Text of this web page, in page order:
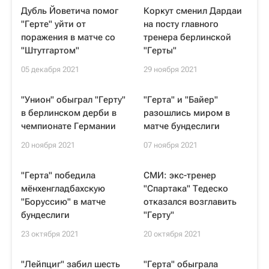
Дубль Йоветича помог
"Герте" уйти от
поражения в матче со
"Штутгартом"
05 декабря 2021
Коркут сменил Дардаи
на посту главного
тренера берлинской
"Герты"
29 ноября 2021
"Унион" обыграл "Герту"
в берлинском дерби в
чемпионате Германии
20 ноября 2021
"Герта" и "Байер"
разошлись миром в
матче бундеслиги
07 ноября 2021
"Герта" победила
мёнхенгладбахскую
"Боруссию" в матче
бундеслиги
23 октября 2021
СМИ: экс-тренер
"Спартака" Тедеско
отказался возглавить
"Герту"
20 октября 2021
"Лейпциг" забил шесть "Герта" обыграла